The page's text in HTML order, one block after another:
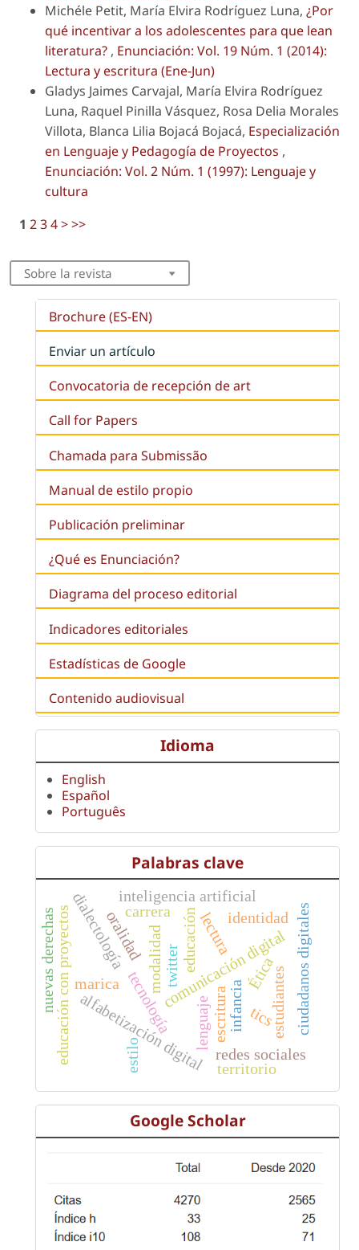
Michéle Petit, María Elvira Rodríguez Luna, ¿Por
qué incentivar a los adolescentes para que lean
literatura? , Enunciación: Vol. 19 Núm. 1 (2014):
Lectura y escritura (Ene-Jun)
Gladys Jaimes Carvajal, María Elvira Rodríguez
Luna, Raquel Pinilla Vásquez, Rosa Delia Morales
Villota, Blanca Lilia Bojacá Bojacá, Especialización
en Lenguaje y Pedagogía de Proyectos ,
Enunciación: Vol. 2 Núm. 1 (1997): Lenguaje y
cultura
1 234>>>
Sobre la revista
Brochure (ES-EN)
Enviar un artículo
Convocatoria de recepción de art
Call for Papers
Chamada para Submissão
Manual de estilo propio
Publicación preliminar
¿Qué es Enunciación?
Diagrama del proceso editorial
Indicadores editoriales
Estadísticas de Google
Contenido audiovisual
Idioma
English
Español
Português
Palabras clave
lenguaje
tecnologíacomunicación digital
educación
inteligencia artificial
alfabetización digital tics ciudadanos digitales
educación con proyectos modalidad
redes sociales
estilo
nuevas derechas lectura
escritura
oralidad
marica
dialectología twitter
infancia
identidad
territorio
estudiantes
carrera
Ética
Google Scholar